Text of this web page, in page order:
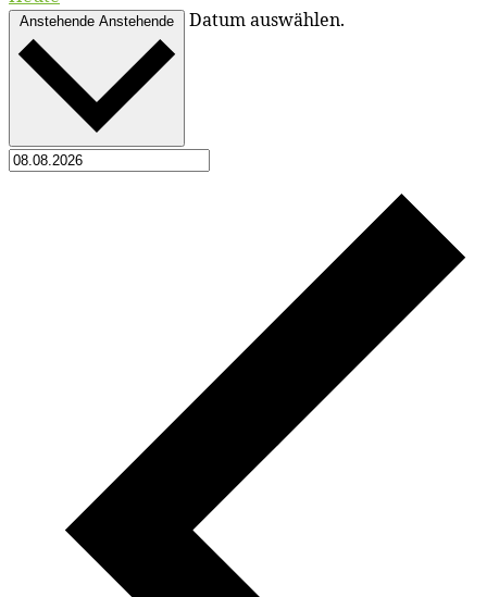
Anstehende Anstehende Da­tum auswählen.